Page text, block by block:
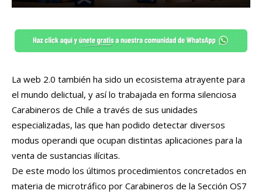
La web 2.0 también ha sido un ecosistema atrayente para
el mundo delictual, y así lo trabajada en forma silenciosa
Carabineros de Chile a través de sus unidades
especializadas, las que han podido detectar diversos
modus operandi que ocupan distintas aplicaciones para la
venta de sustancias ilícitas.
De este modo los últimos procedimientos concretados en
materia de microtráfico por Carabineros de la Sección OS7